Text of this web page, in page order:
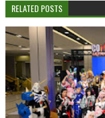
RELATED POSTS